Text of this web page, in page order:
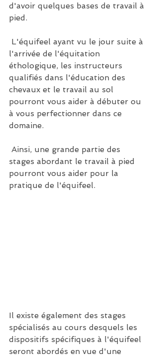
d'avoir quelques bases de travail à
pied.
l'arrivée de l'équitation
éthologique, les instructeurs
qualifiés dans l'éducation des
chevaux et le travail au sol
pourront vous aider à débuter ou
à vous perfectionner dans ce
domaine.
stages abordant le travail à pied
pourront vous aider pour la
pratique de l'équifeel.
Il existe également des stages
spécialisés au cours desquels les
dispositifs spécifiques à l'équifeel
seront abordés en vue d'une